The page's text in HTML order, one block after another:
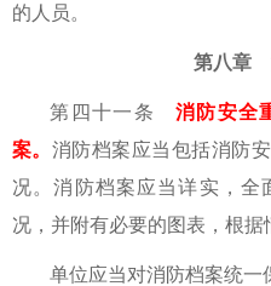
的人员。
第八章
第四十一条 消防安全
案。 消防档案应当包括消防
况。消防档案应当详实，全
况，并附有必要的图表，根据
单位应当对消防档案统一